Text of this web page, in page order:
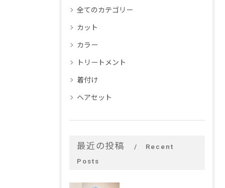
全てのカテゴリー
カット
カラー
トリートメント
着付け
ヘアセット
最近の投稿
Recent
Posts